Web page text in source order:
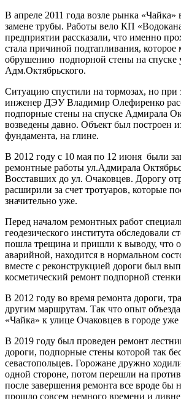
В апреле 2011 года возле рынка «Чайка»
замене трубы. Работы вело КП
предприятии рассказали, что именно
стала причиной подтапливания, которое
обрушению подпорной стены на спуске
Адм.Октябрьского.
Ситуацию спустили на тормозах, но при
инженер ДЭУ Владимир Олефиренко
подпорные стены на спуске Адмирала
возведены давно. Объект был построен
фундамента, на глине.
В 2012 году с 10 мая по 12 июня были
ремонтные работы ул.Адмирала
Восставших до ул. Очаковцев. Дорогу
расширили за счет тротуаров, которые
значительно уже.
Перед началом ремонтных работ
геодезического института обследовали
пошла трещина и пришли к выводу, что
аварийной, находится в нормальном
вместе с реконструкцией дороги был
косметический ремонт подпорной
В 2012 году во время ремонта дороги,
другим маршрутам. Так что опыт
«Чайка» к улице Очаковцев в городе уже
В 2019 году был проведен ремонт
дороги, подпорные стены которой так
севастопольцев. Горожане дружно
одной стороне, потом перешли на
после завершения ремонта все вроде бы
прошло совсем немного времени и